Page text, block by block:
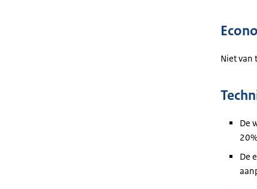
Niet van
De
De